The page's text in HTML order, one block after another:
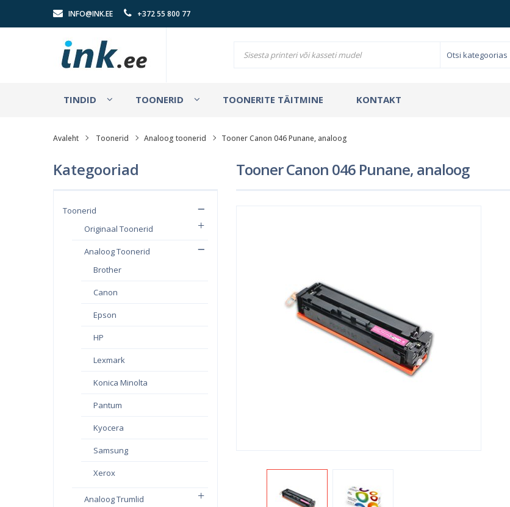
INFO@INK.EE +372 55 800 77
TINDID TOONERID TOONERITE TÄITMINE KONTAKT
Avaleht Toonerid Analoog toonerid Tooner Canon 046 Punane, analoog
Kategooriad
Toonerid
Originaal Toonerid
Analoog Toonerid
Brother
Canon
Epson
HP
Lexmark
Konica Minolta
Pantum
Kyocera
Samsung
Xerox
Analoog Trumlid
Tooner Canon 046 Punane, analoog